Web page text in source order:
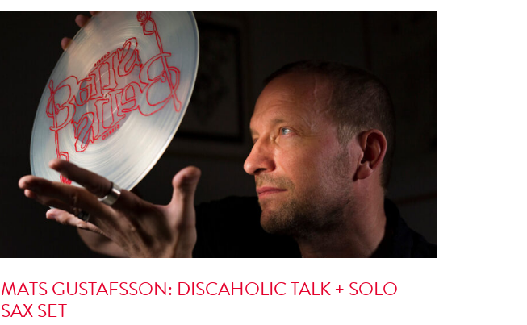
MATS GUSTAFSSON: DISCAHOLIC TALK + SOLO
SAX SET